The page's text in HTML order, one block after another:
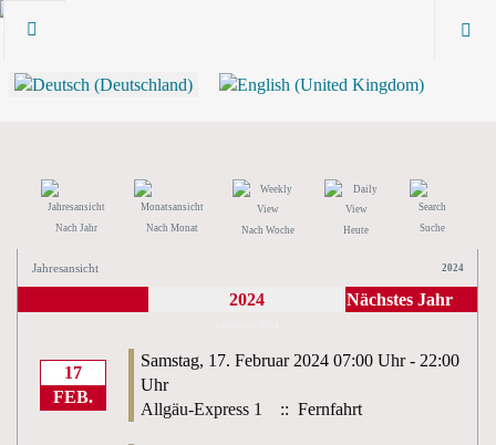
Nach Jahr Nach Monat Nach Woche Heute Suche
Jahresansicht 2024
2024 Nächstes Jahr
17
FEB.
Samstag, 17. Februar 2024 07:00 Uhr - 22:00
Uhr
Allgäu-Express 1
:: Fernfahrt